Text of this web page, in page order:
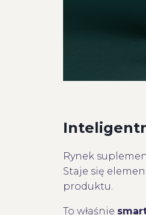
I
Rynek
Staje się
produktu.
To właśnie